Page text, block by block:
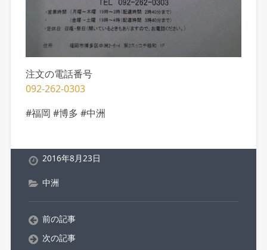
注文の電話番号
092-262-0303
#福岡 #博多 #中洲
2016年8月23日
中洲
前の記事
次の記事